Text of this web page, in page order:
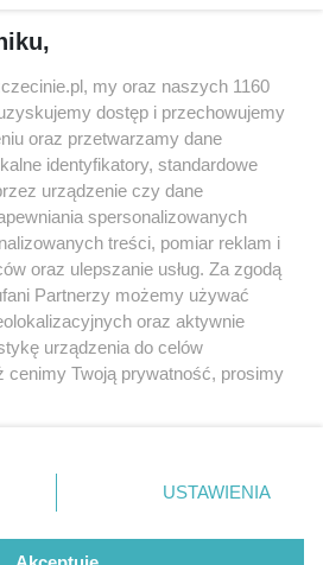
Specjalny koncert z okazji
20. urodzin portalu
wSzczecinie.pl
Regulamin konkursów
śniadaniówka "Hej
Szczecin! Jest piątek!"
wSzczecinie.pl
my oraz naszych 1160
dostęp i przechowujemy
oraz przetwarzamy dane
identyfikatory, standardowe
urządzenie czy dane
spersonalizowanych
treści, pomiar reklam i
oraz ulepszanie usług. Za zgodą
Partnerzy możemy używać
oraz aktywnie
urządzenia do celów
cenimy Twoją prywatność, prosimy
się w lewym dolnym rogu strony
danych nie wymagają
Preferencje będą miały
USTAWIENIA